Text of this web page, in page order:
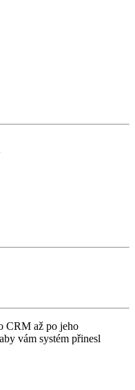
CRM až po jeho
vám systém přinesl